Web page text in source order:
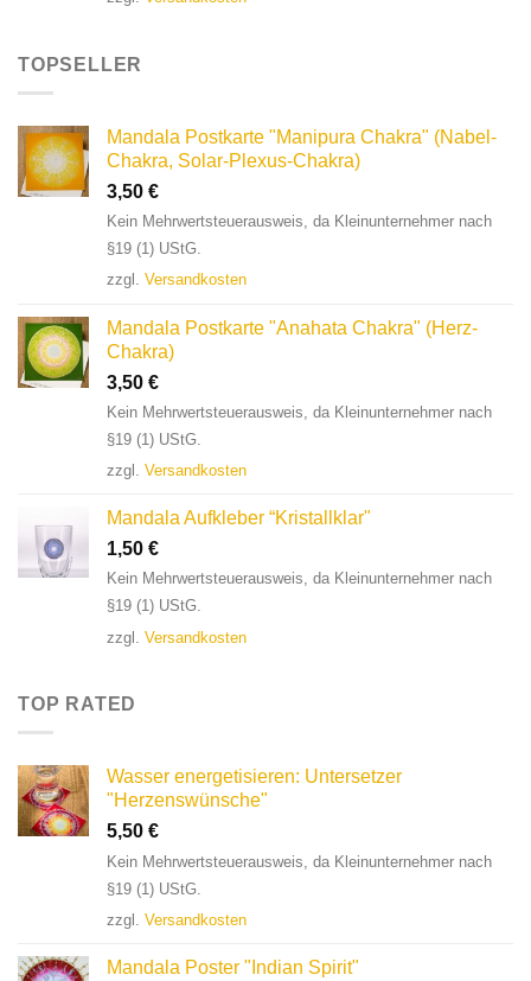
TOPSELLER
Mandala Postkarte "Manipura Chakra" (Nabel-
Chakra, Solar-Plexus-Chakra)
3,50 €
Kein Mehrwertsteuerausweis, da Kleinunternehmer nach
§19 (1) UStG.
zzgl. Versandkosten
Mandala Postkarte "Anahata Chakra" (Herz-
Chakra)
3,50 €
Kein Mehrwertsteuerausweis, da Kleinunternehmer nach
§19 (1) UStG.
zzgl. Versandkosten
Mandala Aufkleber “Kristallklar"
1,50 €
Kein Mehrwertsteuerausweis, da Kleinunternehmer nach
§19 (1) UStG.
zzgl. Versandkosten
TOP RATED
Wasser energetisieren: Untersetzer
"Herzenswünsche"
5,50 €
Kein Mehrwertsteuerausweis, da Kleinunternehmer nach
§19 (1) UStG.
zzgl. Versandkosten
Mandala Poster "Indian Spirit"